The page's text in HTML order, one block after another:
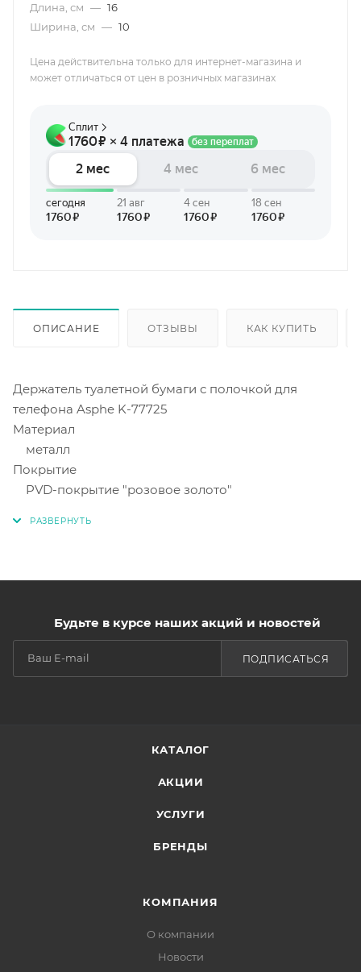
Длина, см — 16
Ширина, см — 10
Цена действительна только для интернет-магазина и
может отличаться от цен в розничных магазинах
ОПИСАНИЕ ОТЗЫВЫ КАК КУПИТЬ
Держатель туалетной бумаги с полочкой для
телефона Asphe K-77725
Материал
металл
Покрытие
PVD-покрытие "розовое золото"
Будьте в курсе наших акций и новостей
ПОДПИСАТЬСЯ
КАТАЛОГ
АКЦИИ
УСЛУГИ
БРЕНДЫ
КОМПАНИЯ
О компании
Новости